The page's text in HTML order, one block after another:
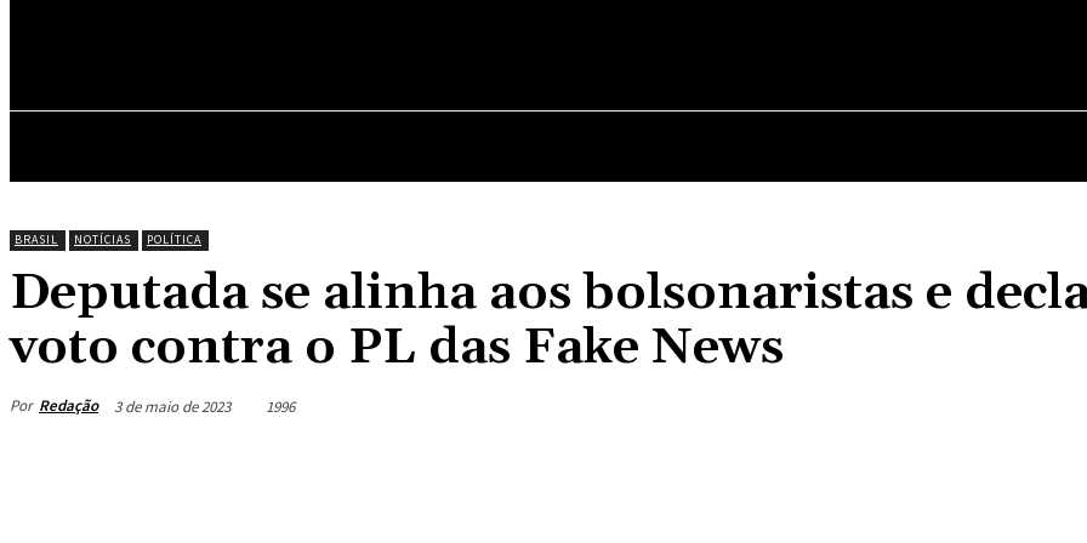
BRASIL NOTÍCIAS POLÍTICA
Deputada se alinha aos bolsonaristas e
voto contra o PL das Fake News
Por Redação 3 de maio de 2023 1996